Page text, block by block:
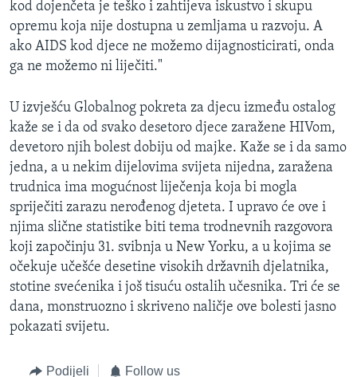
kod dojenčeta je teško i zahtijeva iskustvo i skupu
opremu koja nije dostupna u zemljama u razvoju. A
ako AIDS kod djece ne možemo dijagnosticirati, onda
ga ne možemo ni liječiti."
U izvješću Globalnog pokreta za djecu između ostalog
kaže se i da od svako desetoro djece zaražene HIVom,
devetoro njih bolest dobiju od majke. Kaže se i da samo
jedna, a u nekim dijelovima svijeta nijedna, zaražena
trudnica ima mogućnost liječenja koja bi mogla
spriječiti zarazu nerođenog djeteta. I upravo će ove i
njima slične statistike biti tema trodnevnih razgovora
koji započinju 31. svibnja u New Yorku, a u kojima se
očekuje učešće desetine visokih državnih djelatnika,
stotine svećenika i još tisuću ostalih učesnika. Tri će se
dana, monstruozno i skriveno naličje ove bolesti jasno
pokazati svijetu.
Podijeli Follow us